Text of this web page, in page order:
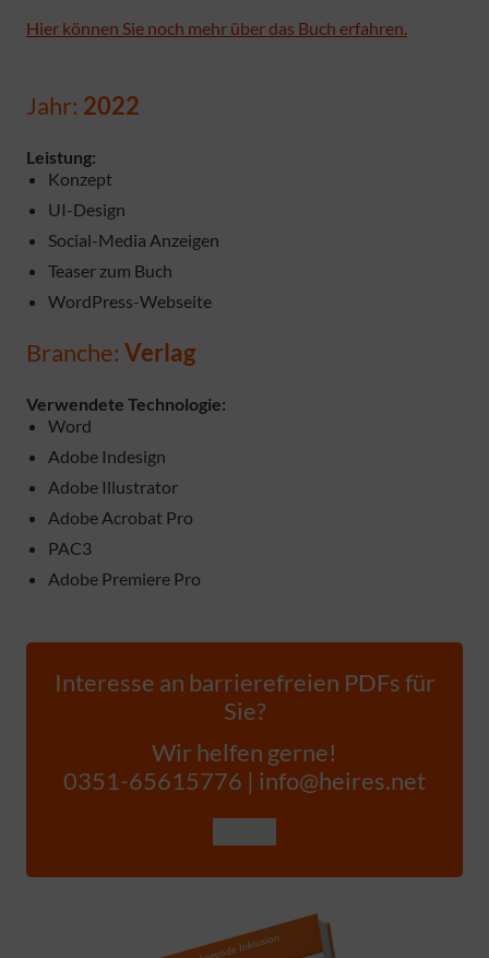
Hier können Sie noch mehr über das Buch erfahren.
Jahr: 2022
Leistung:
Konzept
UI-Design
Social-Media Anzeigen
Teaser zum Buch
WordPress-Webseite
Branche: Verlag
Verwendete Technologie:
Word
Adobe Indesign
Adobe Illustrator
Adobe Acrobat Pro
PAC3
Adobe Premiere Pro
Interesse an barrierefreien PDFs für
Sie?
Wir helfen gerne!
0351-65615776 | info@heires.net